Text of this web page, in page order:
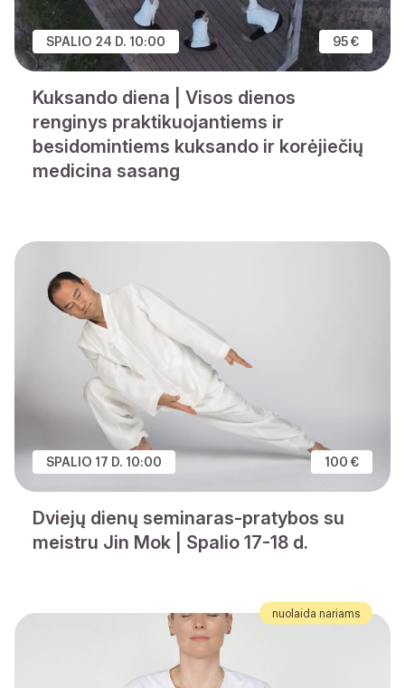
SPALIO 24 D. 10:00 95 €
Kuksando diena | Visos dienos
renginys praktikuojantiems ir
besidomintiems kuksando ir korėjiečių
medicina sasang
SPALIO 17 D. 10:00 100 €
Dviejų dienų seminaras-pratybos su
meistru Jin Mok | Spalio 17-18 d.
nuolaida nariams